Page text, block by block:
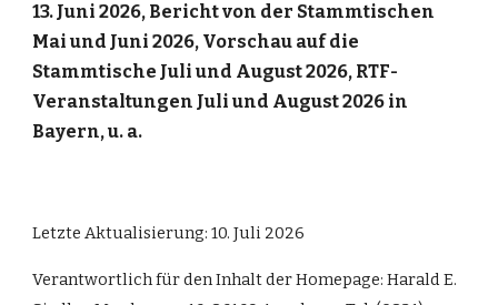
13. Juni 2026, Bericht von der Stammtischen
Mai und Juni 2026, Vorschau auf die
Stammtische Juli und August 2026, RTF-
Veranstaltungen Juli und August 2026 in
Bayern, u. a.
Letzte Aktualisierung: 10. Juli 2026
Verantwortlich für den Inhalt der Homepage: Harald E.